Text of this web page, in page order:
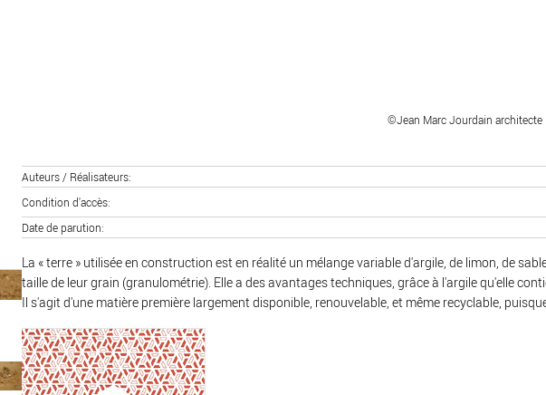
©Jean Marc Jourdain architecte
Auteurs / Réalisateurs
Condition d'accès
Date de parution
La « terre » utilisée en construction est en réalité un mélange variable d'argile, de limon, de
taille de leur grain (granulométrie). Elle a des avantages techniques, grâce à l'argile qu'elle
Il s'agit d'une matière première largement disponible, renouvelable, et même recyclable,